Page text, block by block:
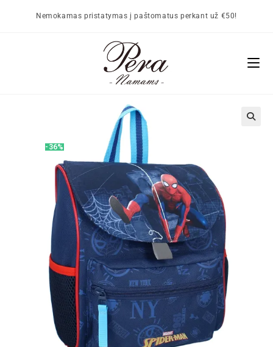
Nemokamas pristatymas į paštomatus perkant už €50!
-36%